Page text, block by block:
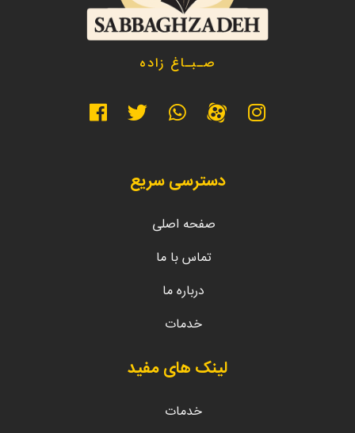
صـبـاغ زاده
دسترسی سریع
صفحه اصلی
تماس با ما
درباره ما
خدمات
لینک های مفید
خدمات